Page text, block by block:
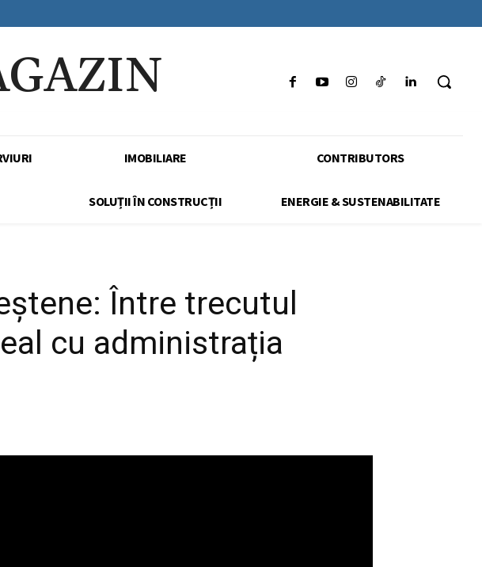
IMOBILIARE CONTRIBUTORS
SOLUȚII ÎN CONSTRUCȚII ENERGIE & SUSTENABILITATE
Între trecutul
cu administrația